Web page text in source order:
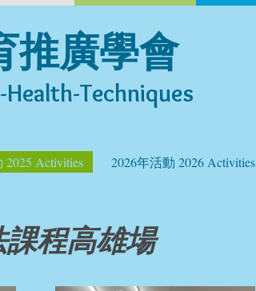
推廣學會
Techniques​
2025 Activities 2026年活動 2026 Activities
程高雄場